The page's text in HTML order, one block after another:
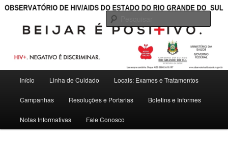
OBSERVATÓRIO DE HIV/AIDS DO
ESTADO DO RIO GRANDE DO SUL
Pular
para
o
Pular
para
o
Início Linha de Cuidado Locais: Exames e Tratamentos
Campanhas Resoluções e Portarias Boletins e Informes
Notas Informativas Fale Conosco